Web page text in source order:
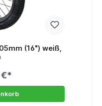
(16") weiß,
€*